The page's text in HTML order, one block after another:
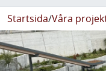
Startsida/Våra